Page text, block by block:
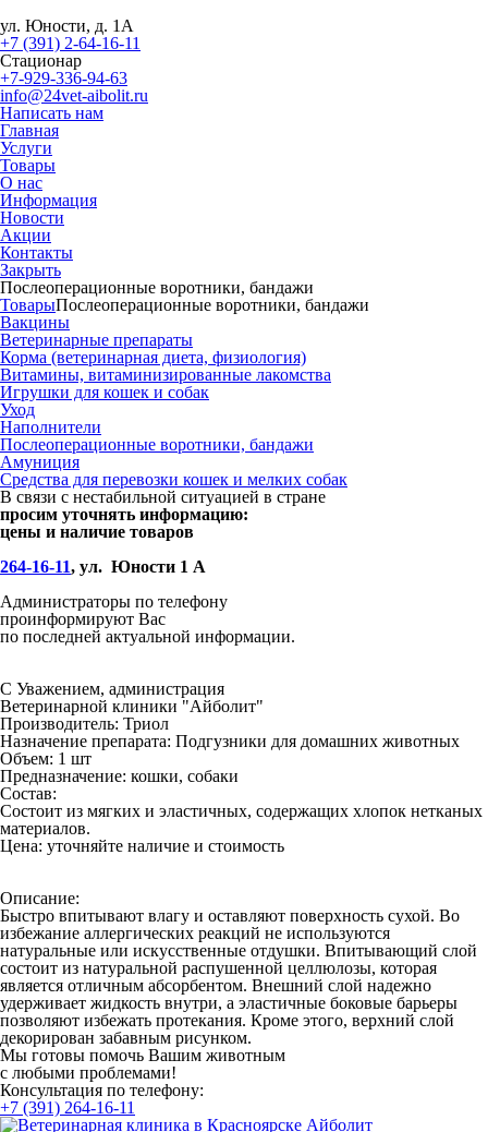
ул. Юности, д. 1А
+7 (391) 2-64-16-11
Стационар
+7-929-336-94-63
info@24vet-aibolit.ru
Написать нам
Главная
Услуги
Товары
О нас
Информация
Новости
Акции
Контакты
Закрыть
Послеоперационные воротники, бандажи
ТоварыПослеоперационные воротники, бандажи
Вакцины
Ветеринарные препараты
Корма (ветеринарная диета, физиология)
Витамины, витаминизированные лакомства
Игрушки для кошек и собак
Уход
Наполнители
Послеоперационные воротники, бандажи
Амуниция
Средства для перевозки кошек и мелких собак
В связи с нестабильной ситуацией в стране
просим уточнять информацию:
цены и наличие товаров
264-16-11, ул. Юности 1 А
Администраторы по телефону
проинформируют Вас
по последней актуальной информации.
С Уважением, администрация
Ветеринарной клиники "Айболит"
Производитель: Триол
Назначение препарата: Подгузники для домашних животных
Объем: 1 шт
Предназначение: кошки, собаки
Состав:
Состоит из мягких и эластичных, содержащих хлопок нетканых
материалов.
Цена: уточняйте наличие и стоимость
Описание:
Быстро впитывают влагу и оставляют поверхность сухой. Во
избежание аллергических реакций не используются
натуральные или искусственные отдушки. Впитывающий слой
состоит из натуральной распушенной целлюлозы, которая
является отличным абсорбентом. Внешний слой надежно
удерживает жидкость внутри, а эластичные боковые барьеры
позволяют избежать протекания. Кроме этого, верхний слой
декорирован забавным рисунком.
Мы готовы помочь Вашим животным
с любыми проблемами!
Консультация по телефону:
+7 (391) 264-16-11